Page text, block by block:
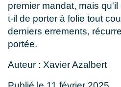
premier mandat, mais
t-il de porter à folie tout
derniers errements,
portée.
Auteur : Xavier Azalbert